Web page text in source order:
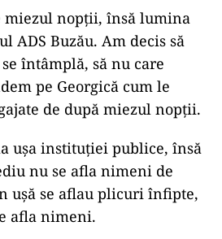
miezul nopții, însă lumina
ADS Buzău. Am decis să
întâmplă, să nu care
pe Georgică cum le
de după miezul nopții.
ușa instituției publice, însă
nu se afla nimeni de
ușă se aflau plicuri înfipte,
afla nimeni.